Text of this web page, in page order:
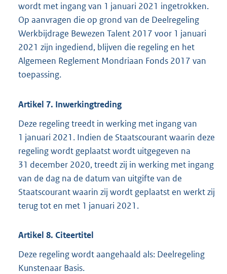
wordt met ingang van 1 januari 2021 ingetrokken.
Op aanvragen die op grond van de Deelregeling
Werkbijdrage Bewezen Talent 2017 voor 1 januari
2021 zijn ingediend, blijven die regeling en het
Algemeen Reglement Mondriaan Fonds 2017 van
toepassing.
Artikel 7. Inwerkingtreding
Deze regeling treedt in werking met ingang van
1 januari 2021. Indien de Staatscourant waarin deze
regeling wordt geplaatst wordt uitgegeven na
31 december 2020, treedt zij in werking met ingang
van de dag na de datum van uitgifte van de
Staatscourant waarin zij wordt geplaatst en werkt zij
terug tot en met 1 januari 2021.
Artikel 8. Citeertitel
Deze regeling wordt aangehaald als: Deelregeling
Kunstenaar Basis.